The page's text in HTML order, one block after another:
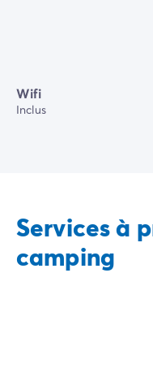
Wifi
Inclus
Services à
camping